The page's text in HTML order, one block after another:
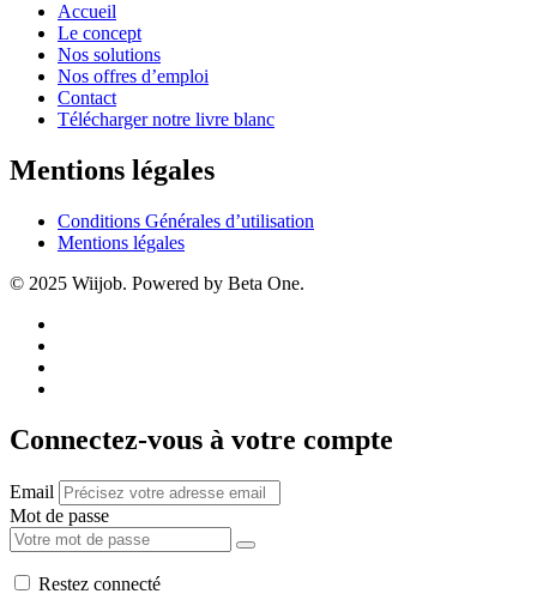
Accueil
Le concept
Nos solutions
Nos offres d’emploi
Contact
Télécharger notre livre blanc
Mentions légales
Conditions Générales d’utilisation
Mentions légales
© 2025 Wiijob. Powered by Beta One.
Connectez-vous à votre compte
Email
Mot de passe
Restez connecté